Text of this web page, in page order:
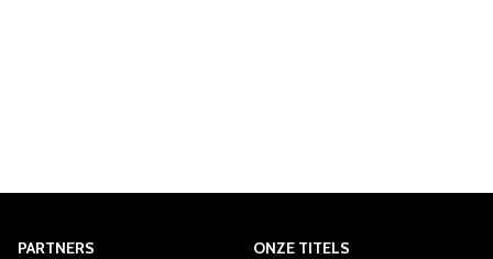
PARTNERS
ONZE TITELS